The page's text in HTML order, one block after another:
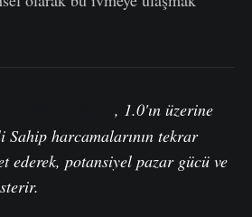
, 1.0'ın üzerine
Sahip harcamalarının tekrar
ederek, potansiyel pazar gücü ve